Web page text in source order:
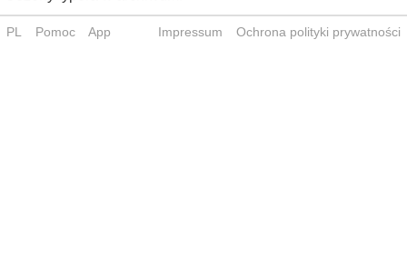
PL Pomoc App Impressum Ochrona polityki prywatności